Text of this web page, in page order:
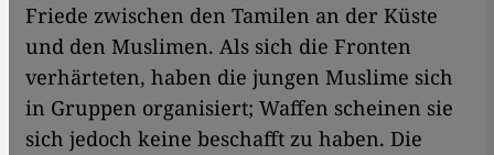
Friede zwischen den Tamilen an der Küste
und den Muslimen. Als sich die Fronten
verhärteten, haben die jungen Muslime sich
in Gruppen organisiert; Waffen scheinen sie
sich jedoch keine beschafft zu haben. Die